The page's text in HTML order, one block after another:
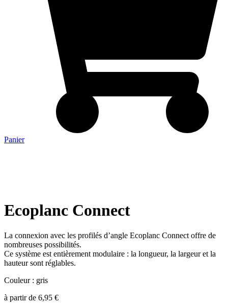
Panier
Ecoplanc Connect
La connexion avec les profilés d’angle Ecoplanc Connect offre de
nombreuses possibilités.
Ce système est entièrement modulaire : la longueur, la largeur et la
hauteur sont réglables.
Couleur : gris
à partir de 6,95 €